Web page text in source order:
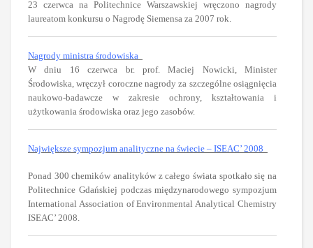
23 czerwca na Politechnice Warszawskiej wręczono nagrody
laureatom konkursu o Nagrodę Siemensa za 2007 rok.
Nagrody ministra środowiska
W dniu 16 czerwca br. prof. Maciej Nowicki, Minister
Środowiska, wręczył coroczne nagrody za szczególne osiągnięcia
naukowo-badawcze w zakresie ochrony, kształtowania i
użytkowania środowiska oraz jego zasobów.
Największe sympozjum analityczne na świecie – ISEAC’ 2008
Ponad 300 chemików analityków z całego świata spotkało się na
Politechnice Gdańskiej podczas międzynarodowego sympozjum
International Association of Environmental Analytical Chemistry
ISEAC’ 2008.